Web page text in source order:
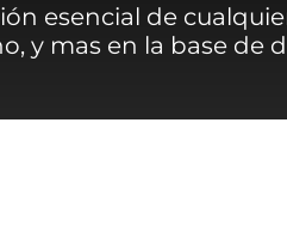
esencial de
y mas en la base